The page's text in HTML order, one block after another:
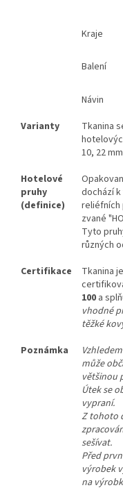
Kraje
Balení
Návin
Varianty
Tkanina
10, 22
Hotelové
pruhy
(definice)
dochází
reliéfních
zvané
Tyto
různých
Certifikace
Tkanina
100 a
vhodné
těžké
Poznámka
může
většinou
Útek se
vypraní.
Z tohoto
sešívat.
Před
výrobek
na